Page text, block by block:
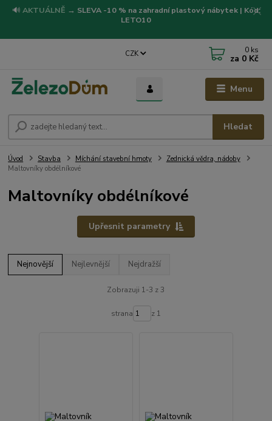
🔊 AKTUÁLNĚ → SLEVA -10 % na zahradní plastový nábytek | Kód:
LETO10
Menu
CZK
Hledat
0 ks
za 0 Kč
Úvod Stavba Míchání stavební hmoty
Zednická vědra, nádoby
Maltovníky obdélníkové
Maltovníky obdélníkové
Upřesnit parametry
Nejnovější Nejlevnější Nejdražší
Zobrazuji 1-3 z 3
strana z 1